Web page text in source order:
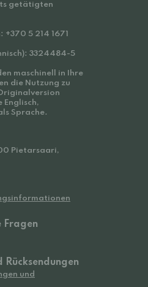
getätigten
5 214 1671
3324484-5
maschinell in Ihre
die Nutzung zu
Englisch,
Sprache.
Pietarsaari,
Fragen
Rücksendungen
und